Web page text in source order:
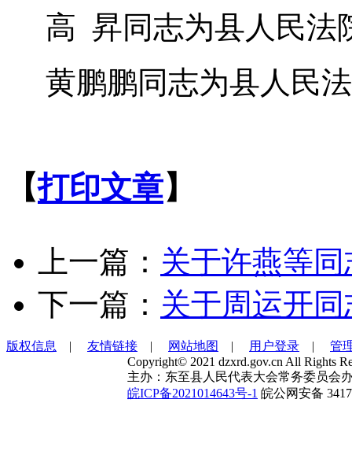
高 昇同志为县人民法
黄鹏鹏同志为县人民
【打印文章】
上一篇： 关于许燕等
下一篇： 关于周运开
版权信息 | 友情链接 | 网站地图 | 用户登录 | 管
Copyright© 2021 dzxrd.gov.cn All Rights
主办：东至县人民代表大会常务委员会
皖ICP备2021014643号-1 皖公网安备